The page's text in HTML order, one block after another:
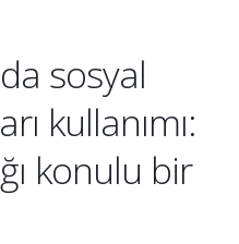
sosyal
kullanımı:
konulu bir